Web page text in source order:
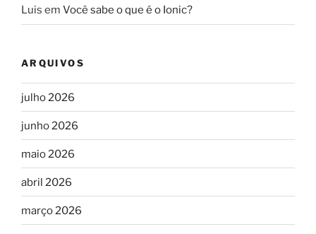
Luis em Você sabe o que é o Ionic?
ARQUIVOS
julho 2026
junho 2026
maio 2026
abril 2026
março 2026